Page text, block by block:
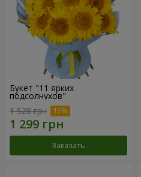
Букет "11 ярких
подсолнухов"
1 528 грн
Заказать